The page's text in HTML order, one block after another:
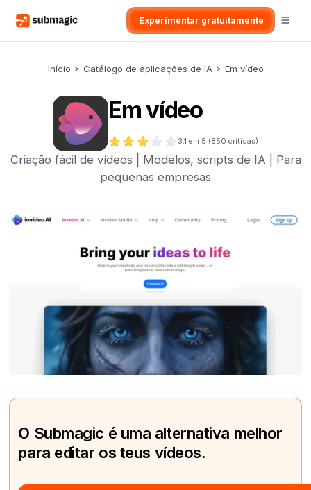
Experimentar gratuitamente
Início > Catálogo de aplicações de IA > Em vídeo
Em vídeo
3.1 em 5 (850 críticas)
Criação fácil de vídeos | Modelos, scripts de IA | Para
pequenas empresas
O Submagic é uma alternativa melhor
para editar os teus vídeos.